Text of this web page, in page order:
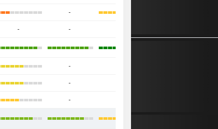
-
- -
-
-
-